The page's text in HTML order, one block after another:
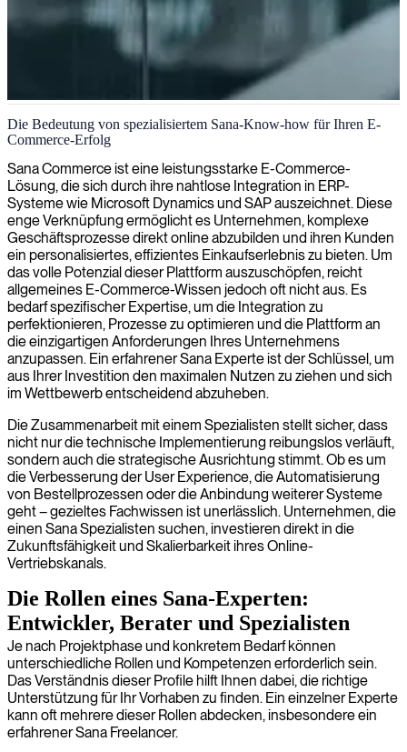
Sana E-Commerce-Entwicklung
Wir bieten Sana-Expertise an, um Ihre E-Commerce-Plattform zu
optimieren und so Ihre Online-Vertriebsmöglichkeiten durch
nahtlose Integration in Ihr ERP-System zu verbessern.
Die Bedeutung von spezialisiertem Sana-Know-how für Ihren E-
Commerce-Erfolg
Sana Commerce ist eine leistungsstarke E-Commerce-
Lösung, die sich durch ihre nahtlose Integration in ERP-
Systeme wie Microsoft Dynamics und SAP auszeichnet. Diese
enge Verknüpfung ermöglicht es Unternehmen, komplexe
Geschäftsprozesse direkt online abzubilden und ihren Kunden
ein personalisiertes, effizientes Einkaufserlebnis zu bieten. Um
das volle Potenzial dieser Plattform auszuschöpfen, reicht
allgemeines E-Commerce-Wissen jedoch oft nicht aus. Es
bedarf spezifischer Expertise, um die Integration zu
perfektionieren, Prozesse zu optimieren und die Plattform an
die einzigartigen Anforderungen Ihres Unternehmens
anzupassen. Ein erfahrener Sana Experte ist der Schlüssel, um
aus Ihrer Investition den maximalen Nutzen zu ziehen und sich
im Wettbewerb entscheidend abzuheben.
Die Zusammenarbeit mit einem Spezialisten stellt sicher, dass
nicht nur die technische Implementierung reibungslos verläuft,
sondern auch die strategische Ausrichtung stimmt. Ob es um
die Verbesserung der User Experience, die Automatisierung
von Bestellprozessen oder die Anbindung weiterer Systeme
geht – gezieltes Fachwissen ist unerlässlich. Unternehmen, die
einen Sana Spezialisten suchen, investieren direkt in die
Zukunftsfähigkeit und Skalierbarkeit ihres Online-
Vertriebskanals.
Die Rollen eines Sana-Experten:
Entwickler, Berater und Spezialisten
Je nach Projektphase und konkretem Bedarf können
unterschiedliche Rollen und Kompetenzen erforderlich sein.
Das Verständnis dieser Profile hilft Ihnen dabei, die richtige
Unterstützung für Ihr Vorhaben zu finden. Ein einzelner Experte
kann oft mehrere dieser Rollen abdecken, insbesondere ein
erfahrener Sana Freelancer.